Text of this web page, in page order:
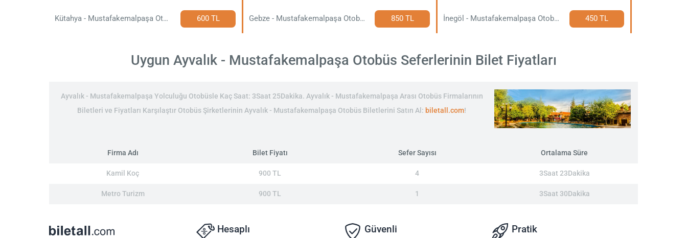
Kütahya - Mustafakemalpaşa Otobüs Bileti 600 TL Gebze - Mustafakemalpaşa Otobüs Bileti 850 TL İnegöl - Mustafakemalpaşa Otobüs Bileti 450 TL
Uygun Ayvalık - Mustafakemalpaşa Otobüs Seferlerinin Bilet Fiyatları
Ayvalık - Mustafakemalpaşa Yolculuğu Otobüsle Kaç Saat: 3Saat 25Dakika. Ayvalık - Mustafakemalpaşa Arası Otobüs Firmalarının
Biletleri ve Fiyatları Karşılaştır Otobüs Şirketlerinin Ayvalık - Mustafakemalpaşa Otobüs Biletlerini Satın Al: biletall.com!
Firma Adı Bilet Fiyatı Sefer Sayısı Ortalama Süre
Kamil Koç 900 TL 4 3Saat 23Dakika
Metro Turizm 900 TL 1 3Saat 30Dakika
Hesaplı Güvenli Pratik